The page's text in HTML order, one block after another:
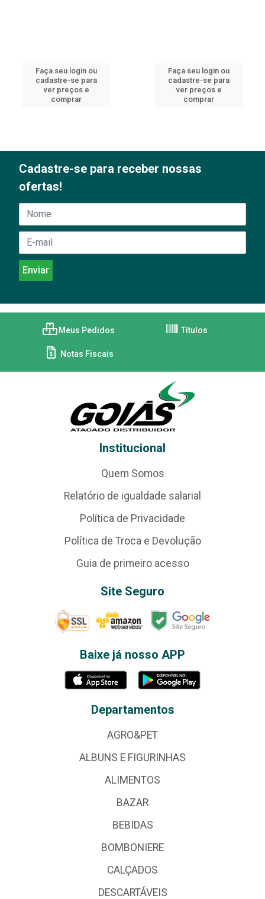
Faça seu login ou
cadastre-se para
ver preços e
comprar
Faça seu login ou
cadastre-se para
ver preços e
comprar
Cadastre-se para receber nossas
ofertas!
Meus Pedidos Títulos
Notas Fiscais
Institucional
Quem Somos
Relatório de igualdade salarial
Política de Privacidade
Política de Troca e Devolução
Guia de primeiro acesso
Site Seguro
Baixe já nosso APP
Departamentos
AGRO&PET
ALBUNS E FIGURINHAS
ALIMENTOS
BAZAR
BEBIDAS
BOMBONIERE
CALÇADOS
DESCARTÁVEIS